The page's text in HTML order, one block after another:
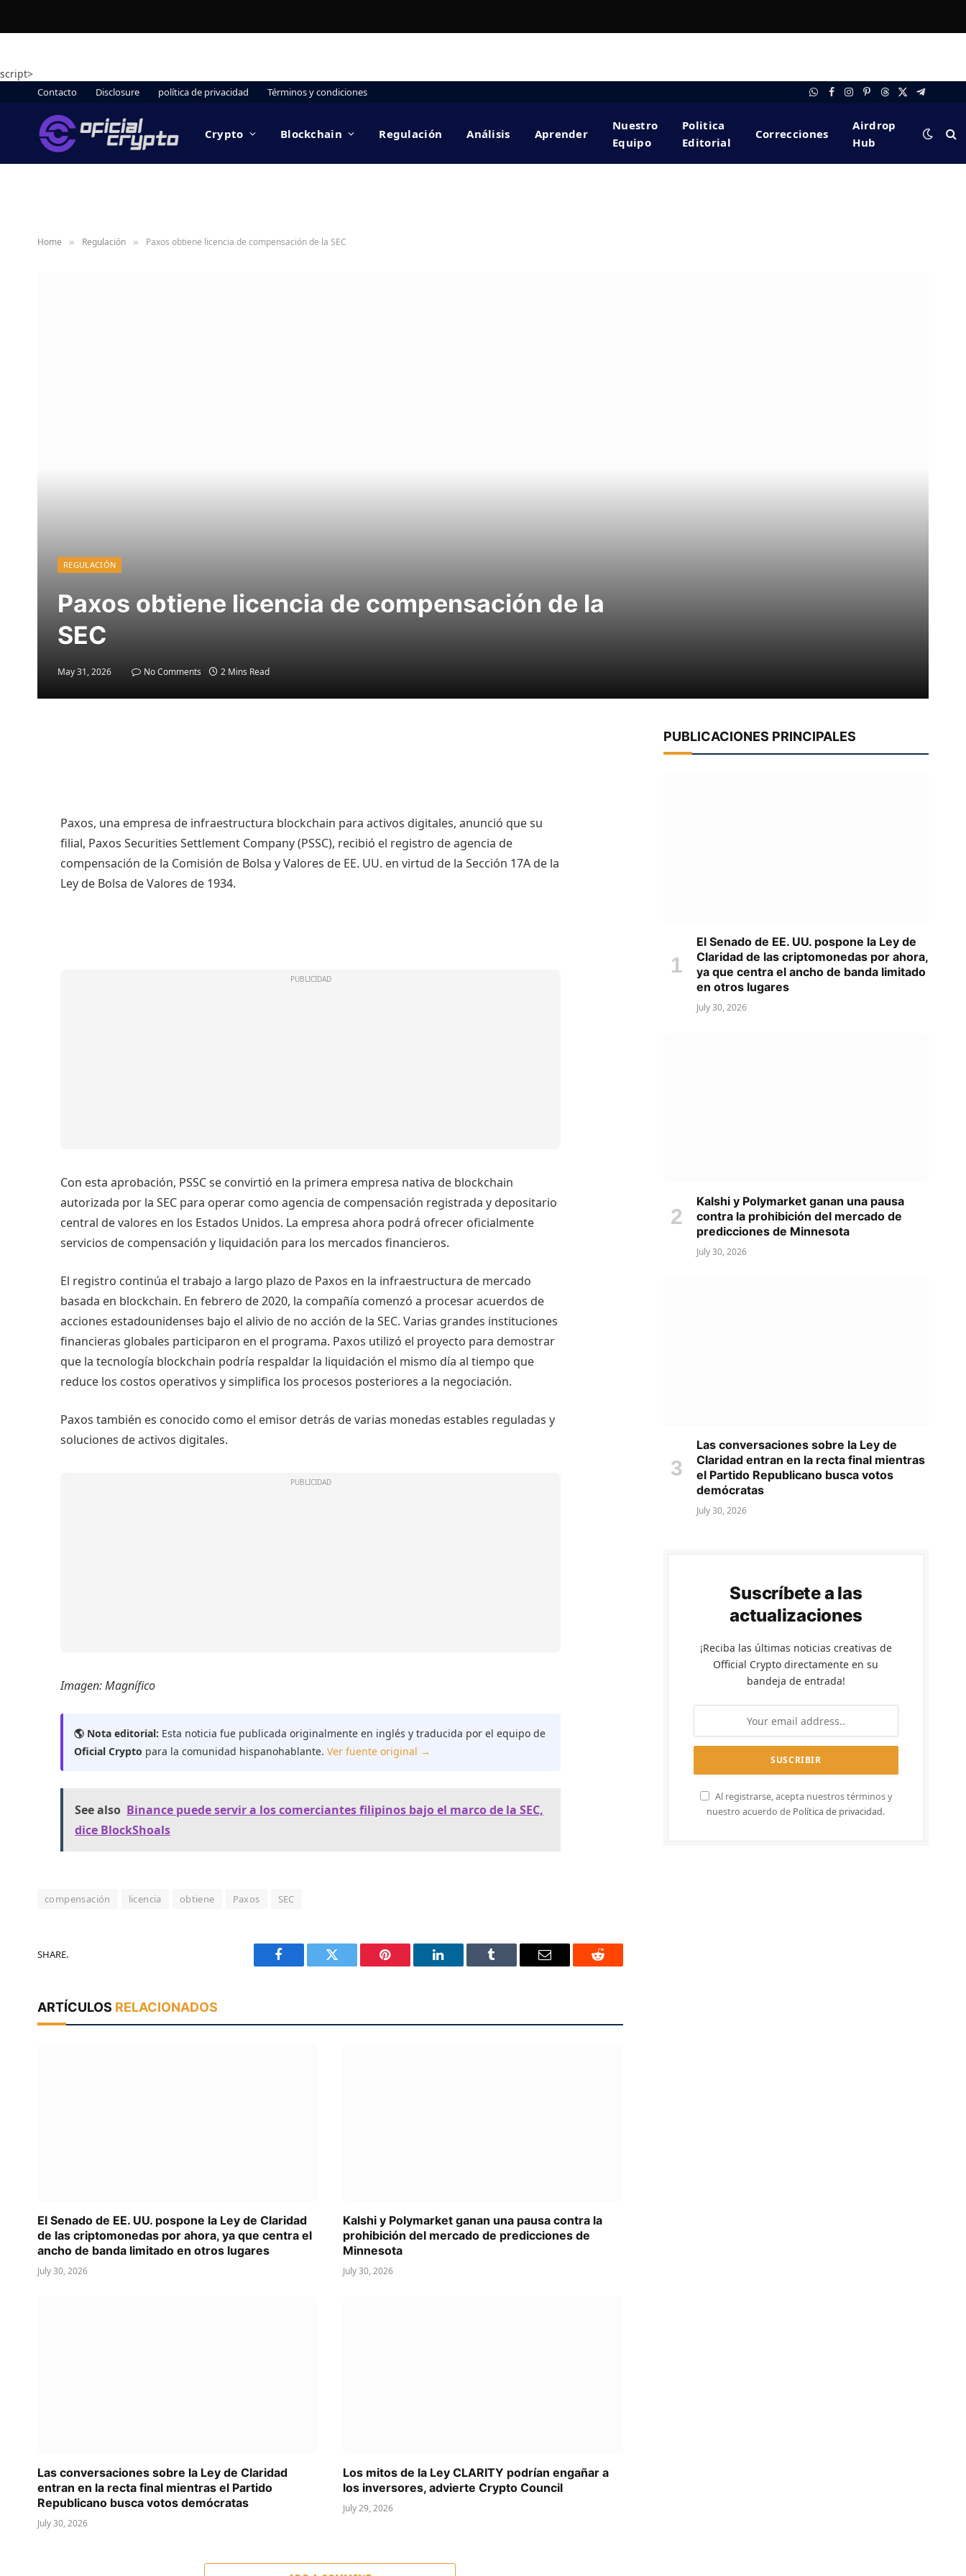
script>
Contacto Disclosure política de privacidad Términos y condiciones WhatsApp
FacebookInstagram
Pinterest
Threads
X
Telegram
Crypto Blockchain Regulación Análisis Aprender
Nuestro
Equipo
Politica
Editorial
Correcciones
Airdrop
Hub
Home » Regulación » Paxos obtiene licencia de compensación de la SEC
REGULACIÓN
Paxos obtiene licencia de compensación de la
SEC
May 31, 2026 No Comments 2 Mins Read
Paxos, una empresa de infraestructura blockchain para activos digitales, anunció que su
filial, Paxos Securities Settlement Company (PSSC), recibió el registro de agencia de
compensación de la Comisión de Bolsa y Valores de EE. UU. en virtud de la Sección 17A de la
Ley de Bolsa de Valores de 1934.
Con esta aprobación, PSSC se convirtió en la primera empresa nativa de blockchain
autorizada por la SEC para operar como agencia de compensación registrada y depositario
central de valores en los Estados Unidos. La empresa ahora podrá ofrecer oficialmente
servicios de compensación y liquidación para los mercados financieros.
El registro continúa el trabajo a largo plazo de Paxos en la infraestructura de mercado
basada en blockchain. En febrero de 2020, la compañía comenzó a procesar acuerdos de
acciones estadounidenses bajo el alivio de no acción de la SEC. Varias grandes instituciones
financieras globales participaron en el programa. Paxos utilizó el proyecto para demostrar
que la tecnología blockchain podría respaldar la liquidación el mismo día al tiempo que
reduce los costos operativos y simplifica los procesos posteriores a la negociación.
Paxos también es conocido como el emisor detrás de varias monedas estables reguladas y
soluciones de activos digitales.
Imagen: Magnífico
🌎 Nota editorial: Esta noticia fue publicada originalmente en inglés y traducida por el equipo de
Oficial Crypto para la comunidad hispanohablante.Ver fuente original →
See also Binance puede servir a los comerciantes filipinos bajo el marco de la SEC,
dice BlockShoals
compensación licencia obtiene Paxos SEC
SHARE.
Facebook Twitter Pinterest LinkedIn Tumblr Email Reddit
ARTÍCULOS RELACIONADOS
El Senado de EE. UU. pospone la Ley de Claridad
de las criptomonedas por ahora, ya que centra el
ancho de banda limitado en otros lugares
July 30, 2026
Kalshi y Polymarket ganan una pausa contra la
prohibición del mercado de predicciones de
Minnesota
July 30, 2026
Las conversaciones sobre la Ley de Claridad
entran en la recta final mientras el Partido
Republicano busca votos demócratas
July 30, 2026
Los mitos de la Ley CLARITY podrían engañar a
los inversores, advierte Crypto Council
July 29, 2026
PUBLICACIONES PRINCIPALES
El Senado de EE. UU. pospone la Ley de
Claridad de las criptomonedas por ahora,
ya que centra el ancho de banda limitado
en otros lugares
July 30, 2026
Kalshi y Polymarket ganan una pausa
contra la prohibición del mercado de
predicciones de Minnesota
July 30, 2026
Las conversaciones sobre la Ley de
Claridad entran en la recta final mientras
el Partido Republicano busca votos
demócratas
July 30, 2026
Suscríbete a las
actualizaciones
¡Reciba las últimas noticias creativas de
Official Crypto directamente en su
bandeja de entrada!
Al registrarse, acepta nuestros términos y
nuestro acuerdo de Política de privacidad.